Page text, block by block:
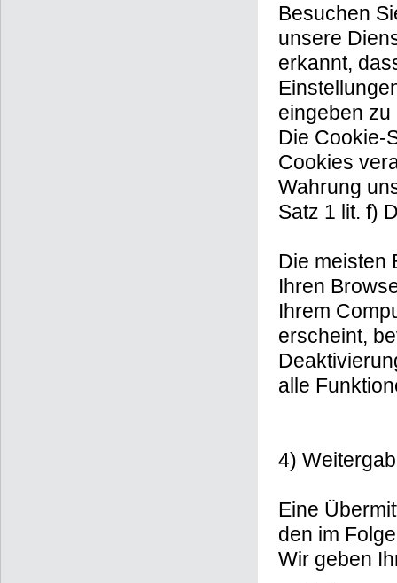
Besuchen
unsere
erkannt,
eingeben
Die Cookie-
Cookies
Wahrung
Satz 1 lit. f)
Die meisten
Ihren
Ihrem
erscheint,
alle
4)
Eine
den im
Wir geben